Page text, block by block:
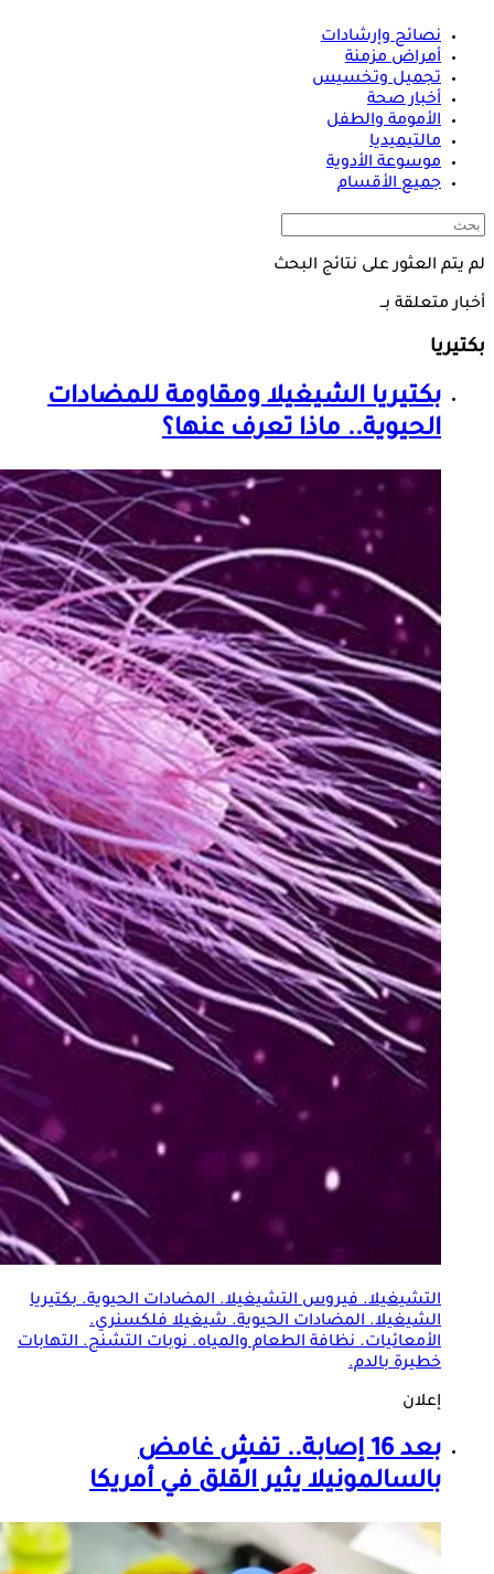
نصائح وإرشادات
أمراض مزمنة
تجميل وتخسيس
أخبار صحة
الأمومة والطفل
مالتيميديا
موسوعة الأدوية
جميع الأقسام
لم يتم العثور على نتائج البحث
أخبار متعلقة بــ
بكتيريا
بكتيرياالشيغيلا ومقاومة للمضادات
الحيوية.. ماذا تعرف عنها؟
التشيغيلا. فيروس التشيغيلا. المضادات الحيوية.بكتيريا
الشيغيلا. المضادات الحيوية. شيغيلا فلكسنري.
الأمعائيات. نظافة الطعام والمياه. نوبات التشنج. التهابات
خطيرة بالدم.
إعلان
بعد 16 إصابة.. تفشٍ غامض
بالسالمونيلا يثير القلق في أمريكا